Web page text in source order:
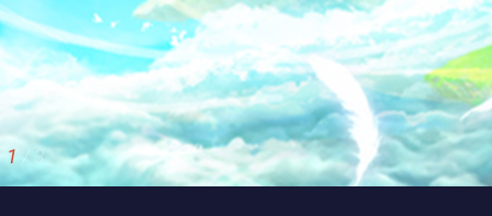
1 / 3